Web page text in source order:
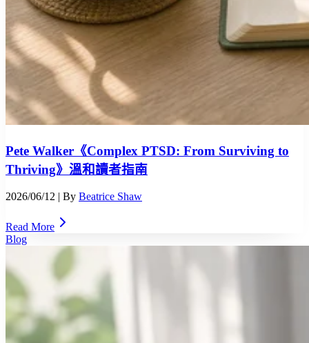
Pete Walker《Complex PTSD: From Surviving to
Thriving》溫和讀者指南
2026/06/12 | By Beatrice Shaw
Read More
Blog